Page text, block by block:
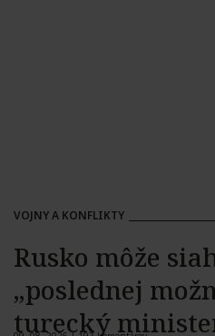
VOJNY A KONFLIKTY
Rusko môže
„poslednej
turecký